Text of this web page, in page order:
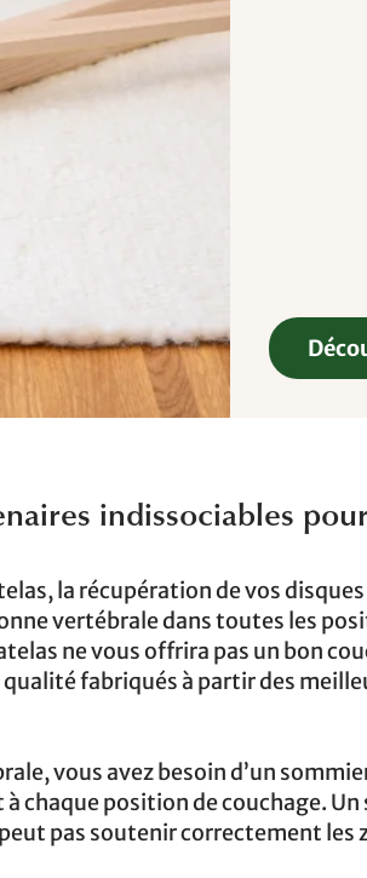
indissociables
la récupération de vos
vertébrale dans toutes les
ne vous offrira pas un bon
fabriqués à partir des
vous avez besoin d’un
chaque position de couchage.
pas soutenir correctement les